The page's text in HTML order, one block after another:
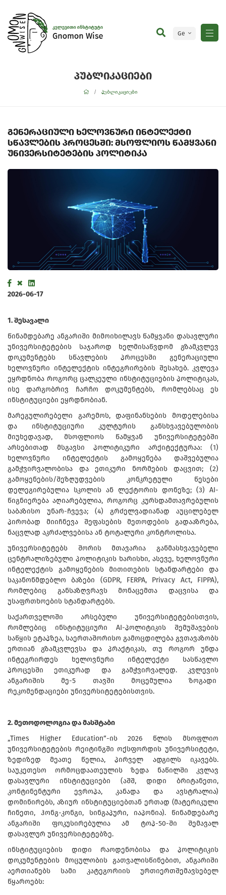
Ge
პუბლიკაციები
პუბლიკაციები
გენერაციული ხელოვნური ინტელექტი
სწავლების პროცესში: მსოფლიოს წამყვანი
უნივერსიტეტების პოლიტიკა
2026-06-17
1. შესავალი
წინამდებარე ანგარიში მიმოიხილავს წამყვანი დასავლური
უნივერსიტეტების საჯაროდ ხელმისაწვდომ გზამკვლევ
დოკუმენტებს სწავლების პროცესში გენერაციული
ხელოვნური ინტელექტის ინტეგრირების შესახებ. კვლევა
ეყრდნობა როგორც ცალკეული ინსტიტუციების პოლიტიკას,
ისე დარგობრივ ჩარჩო დოკუმენტებს, რომლებსაც ეს
ინსტიტუციები ეყრდნობიან.
მარეგულირებელი გარემოს, დაფინანსების მოდელებისა
და ინსტიტუციური კულტურის განსხვავებულობის
მიუხედავად, მსოფლიოს წამყვან უნივერსიტეტებში
არსებითად მსგავსი პოლიტიკური არქიტექტურაა: (1)
ხელოვნური ინტელექტის გამოყენება დაშვებულია
გამჭვირვალობისა და ეთიკური ნორმების დაცვით; (2)
გამოყენების/შეზღუდვების კონკრეტული წესები
დელეგირებულია სკოლის ან ლექტორის დონეზე; (3) AI-
წიგნიერება აღიარებულია, როგორც კურსდამთავრებულის
საბაზისო უნარ-ჩვევა; (4) გრძელვადიანად აუცილებელ
პირობად მიიჩნევა შეფასების მეთოდების გადააზრება,
ნაცვლად აკრძალვებისა ან ტოტალური კონტროლისა.
უნივერსიტეტებს შორის მთავარია განმასხვავებელი
ცენტრალიზებული პოლიტიკის ხარისხი, ასევე, ხელოვნური
ინტელექტის გამოყენების მითითების სტანდარტები და
საკანონმდებლო ბაზები (GDPR, FERPA, Privacy Act, FIPPA),
რომლებიც განსაზღვრავს მონაცემთა დაცვისა და
უსაფრთხოების სტანდარტებს.
საქართველოში არსებული უნივერსიტეტებისთვის,
რომლებიც ინსტიტუციური AI-პოლიტიკის შემუშავების
საწყის ეტაპზეა, საერთაშორისო გამოცდილება გვთავაზობს
ერთიან გზამკვლევსა და პრაქტიკას, თუ როგორ უნდა
ინტეგრირდეს ხელოვნური ინტელექტი სასწავლო
პროცესში ეთიკურად და გამჭვირვალედ. კვლევის
ანგარიშის მე-5 თავში მოცემულია ზოგადი
რეკომენდაციები უნივერსიტეტებისთვის.
2. მეთოდოლოგია და მასშტაბი
„Times Higher Education“-ის 2026 წლის მსოფლიო
უნივერსიტეტების რეიტინგში ოქსფორდის უნივერსიტეტი,
ზედიზედ მეათე წელია, პირველ ადგილს იკავებს.
საუკეთესო ორმოცდაათეულის ზედა ნაწილში კვლავ
დასავლური ინსტიტუციები (აშშ, დიდი ბრიტანეთი,
კონტინენტური ევროპა, კანადა და ავსტრალია)
დომინირებს, აზიურ ინსტიტუციებთან ერთად (მატერიკული
ჩინეთი, ჰონგ-კონგი, სინგაპური, იაპონია). წინამდებარე
ანგარიში ფოკუსირებულია ამ ტოპ-50-ში შემავალ
დასავლურ უნივერსიტეტებზე.
ინსტიტუციების დიდი რაოდენობისა და პოლიტიკის
დოკუმენტების მოცულობის გათვალისწინებით, ანგარიში
აერთიანებს სამი კატეგორიის ურთიერთშემავსებელ
წყაროებს: